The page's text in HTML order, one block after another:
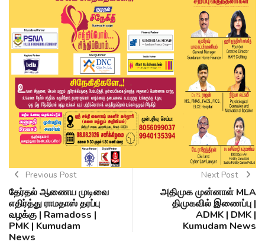
Previous Post
தேர்தல் ஆணைய முடிவை
எதிர்த்து ராமதாஸ் தரப்பு
வழக்கு | Ramadoss |
PMK | Kumudam
News
Next Post
அதிமுக முன்னாள் MLA
திமுகவில் இணைப்பு |
ADMK | DMK |
Kumudam News